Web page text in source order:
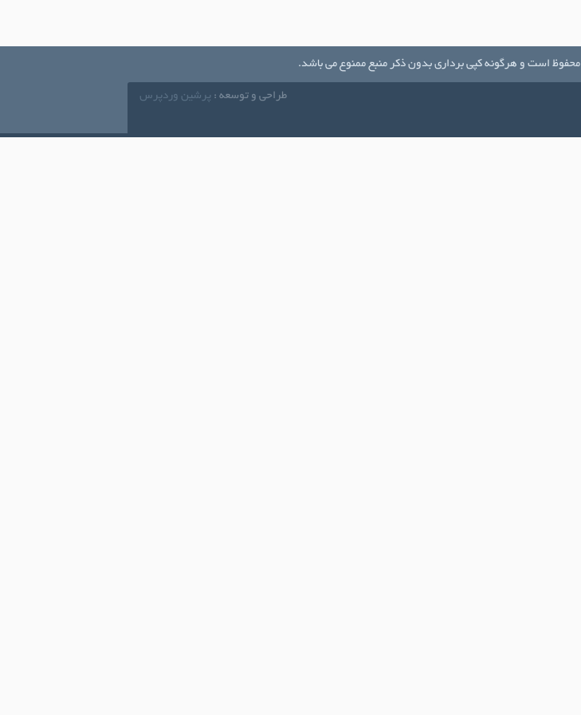
محفوظ است و هرگونه کپی برداری بدون ذکر منبع ممنوع می باشد.
طراحی و توسعه : پرشین وردپرس